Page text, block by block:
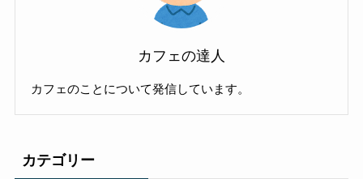
カフェの達人
カフェのことについて発信しています。
カテゴリー